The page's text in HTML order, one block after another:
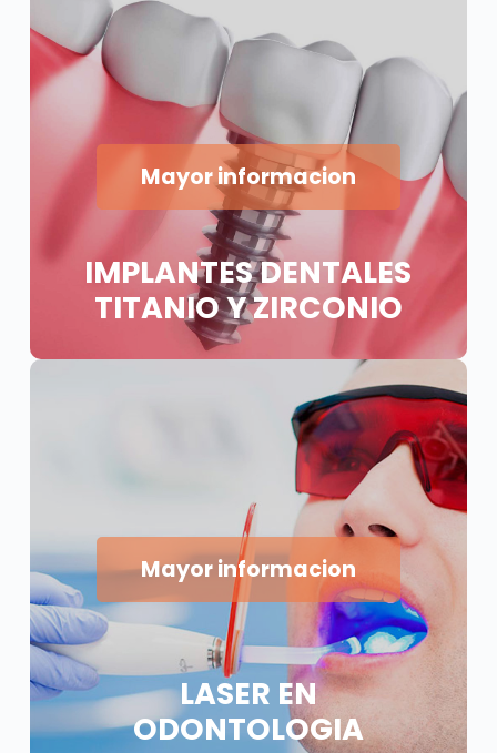
Mayor informacion
IMPLANTES DENTALES
TITANIO Y ZIRCONIO
Mayor informacion
LASER EN
ODONTOLOGIA